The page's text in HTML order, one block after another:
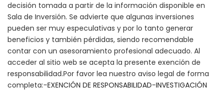
decisión tomada a partir de la información disponible en
Sala de Inversión. Se advierte que algunas inversiones
pueden ser muy especulativas y por lo tanto generar
beneficios y también pérdidas, siendo recomendable
contar con un asesoramiento profesional adecuado. Al
acceder al sitio web se acepta la presente exención de
responsabilidad.Por favor lea nuestro aviso legal de forma
completa:-EXENCIÓN DE RESPONSABILIDAD-INVESTIGACIÓN